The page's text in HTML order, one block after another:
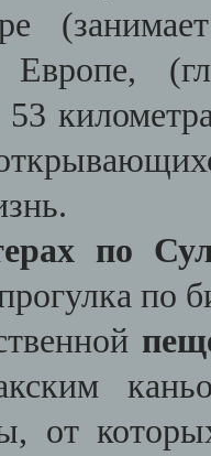
53
по
по
от